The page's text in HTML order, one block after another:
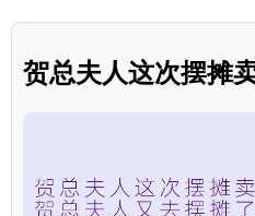
贺总夫人这次摆摊